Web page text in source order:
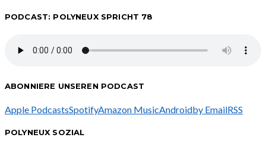
PODCAST: POLYNEUX SPRICHT 78
ABONNIERE UNSEREN PODCAST
Apple PodcastsSpotifyAmazon MusicAndroidby EmailRSS
POLYNEUX SOZIAL